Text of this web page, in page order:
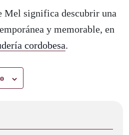
Mel significa descubrir una
y memorable, en
cordobesa.